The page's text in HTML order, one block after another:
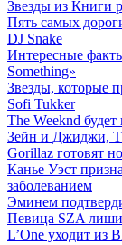
Звезды из Книги
Пять самых
DJ Snake
Интересные
Something»
Звезды, которые
Sofi Tukker
The Weeknd
Зейн и Джиджи,
Gorillaz готовят
Канье Уэст
заболеванием
Эминем
Певица SZA
L’One уходит из